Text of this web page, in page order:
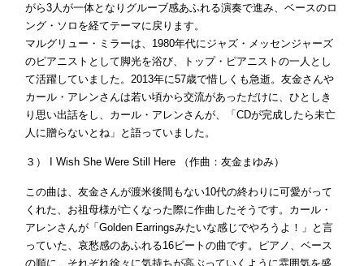
がら3人が一体となりグルーブ感あふれる演奏で進み、ベースのロ
ング・ソロを経てテーマに戻ります。
マルグリュー・ミラーは、1980年代にジャズ・メッセンジャーズ
のピアニストとして脚光を浴び、トップ・ピアニストの一人とし
て活躍していました。2013年に57歳で惜しくも急逝。友金さんや
カール・アレンさんは若い頃から交流があっただけに、ひとしき
り思い出話をし、カール・アレンさんが、「CDが完成したら未亡
人に贈らないとね」と語っていました。
３） I Wish She Were Still Here （作曲：友金まゆみ）
この曲は、友金さんが渡米後間もない10代の終わりに可愛がって
くれた、お祖母様が亡くなった際に作曲したそうです。カール・
アレンさんが「Golden Earringsみたいな感じでやろうよ！」と言
っていた、哀愁感のあふれる16ビートの曲です。ピアノ、ベース
の順に、それぞれ徐々に気持ちが高ぶっていくように雰囲気を盛